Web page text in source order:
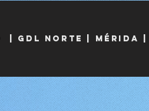
Gdl norte | MÉRIDA